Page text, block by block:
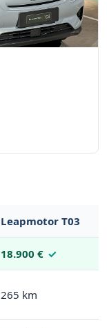
Leapmotor T03
18.900 €
265 km